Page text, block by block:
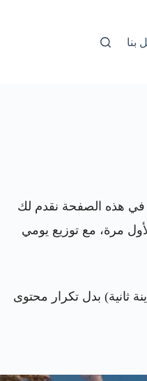
بنا
في هذه الصفحة نقدم لك
مرة، مع توزيع يومي
ثانية) بدل تكرار محتوى